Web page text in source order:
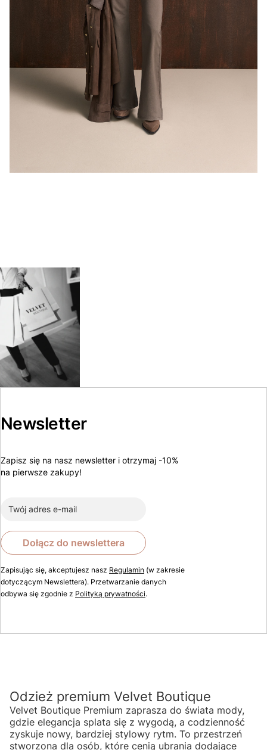
Newsletter
Zapisz się na nasz newsletter i otrzymaj -10%
na pierwsze zakupy!
Dołącz do newslettera
Zapisując się, akceptujesz nasz Regulamin (w zakresie
dotyczącym Newslettera). Przetwarzanie danych
odbywa się zgodnie z Polityką prywatności.
Odzież premium Velvet Boutique
Velvet Boutique Premium zaprasza do świata mody,
gdzie elegancja splata się z wygodą, a codzienność
zyskuje nowy, bardziej stylowy rytm. To przestrzeń
stworzona dla osób, które cenią ubrania dodające